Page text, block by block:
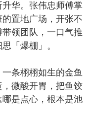
华。张伟忠师傅掌
置地广场，开张不
领团队，一口气推
「爆棚」。
条栩栩如生的金鱼
微酸开胃，把鱼饺
是点心，根本是池